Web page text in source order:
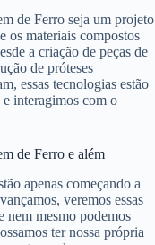
de Ferro seja um projeto
os materiais compostos
a criação de peças de
de próteses
essas tecnologias estão
interagimos com o
de Ferro e além
apenas começando a
veremos essas
nem mesmo podemos
ter nossa própria